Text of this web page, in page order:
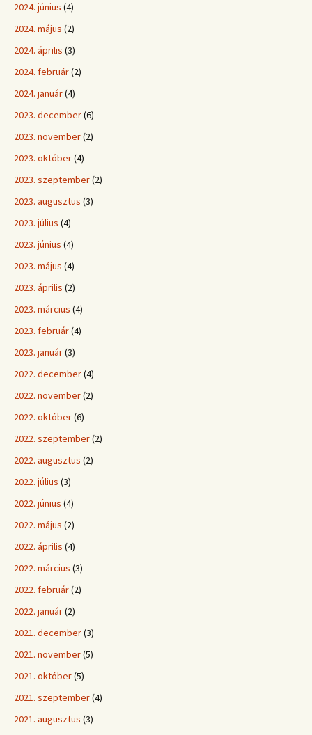
2024. június (4)
2024. május (2)
2024. április (3)
2024. február(2)
2024. január(4)
2023. december(6)
2023. november(2)
2023. október(4)
2023. szeptember(2)
2023. augusztus (3)
2023. július (4)
2023. június (4)
2023. május (4)
2023. április (2)
2023. március (4)
2023. február(4)
2023. január(3)
2022. december(4)
2022. november(2)
2022. október(6)
2022. szeptember(2)
2022. augusztus (2)
2022. július (3)
2022. június (4)
2022. május (2)
2022. április (4)
2022. március (3)
2022. február(2)
2022. január(2)
2021. december(3)
2021. november(5)
2021. október(5)
2021. szeptember(4)
2021. augusztus (3)